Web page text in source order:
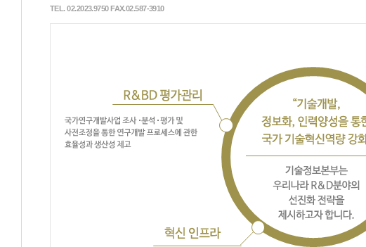
TEL. 02.2023.9750 FAX.02.587-3910